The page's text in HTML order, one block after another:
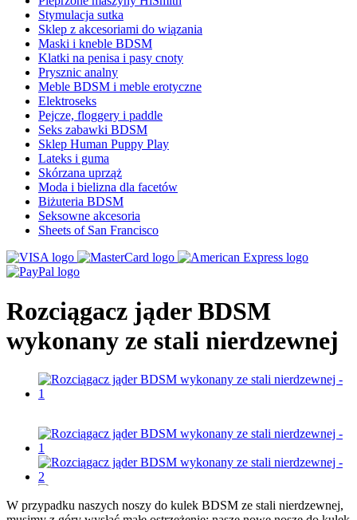
Stymulacja sutka
Sklep z akcesoriami do wiązania
Maski i kneble BDSM
Klatki na penisa i pasy cnoty
Prysznic analny
Meble BDSM i meble erotyczne
Elektroseks
Pejcze, floggery i paddle
Seks zabawki BDSM
Sklep Human Puppy Play
Lateks i guma
Skórzana uprząż
Moda i bielizna dla facetów
Biżuteria BDSM
Seksowne akcesoria
Sheets of San Francisco
Rozciągacz jąder BDSM
wykonany ze stali nierdzewnej
W przypadku naszych noszy do kulek BDSM ze stali nierdzewnej,